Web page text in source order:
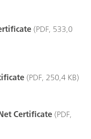
(PDF, 533,0
(PDF, 250,4 KB)
Certificate(PDF,